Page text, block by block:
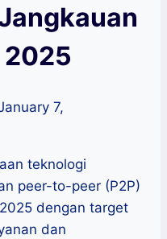
2025
7,
teknologi
peer-to-peer (P2P)
dengan target
dan